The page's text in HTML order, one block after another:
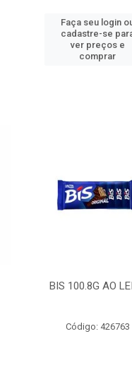
Faça seu login
cadastre-se
ver preços e
comprar
BIS 100.8G AO
Código: 426763